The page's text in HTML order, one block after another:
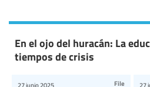
En el ojo del huracán: La
tiempos de crisis
27 junio 2025 File 27